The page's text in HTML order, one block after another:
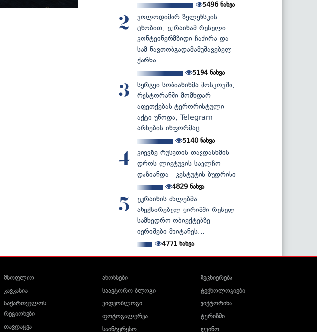
5496ნახვა
2
ვოლოდიმირ ზელენსკის
ცნობით, უკრაინამ რუსული
კონტეინერმზიდი ჩაძირა და
სამ ნავთობგადამამუშავებელ
ქარხა...
5194ნახვა
3
სერგეი სობიანინმა მოსკოვში,
რესტორანში მომხდარ
აფეთქებას ტერორისტული
აქტი უწოდა, Telegram-
არხების ინფორმაც...
5140ნახვა
4
კიევზე რუსეთის თავდასხმის
დროს ლიეტუვის საელჩო
დაზიანდა - კესტუტის ბუდრისი
4829ნახვა
5
უკრაინის ძალებმა
ანექსირებულ ყირიმში რუსულ
სამხედრო ობიექტებზე
იერიშები მიიტანეს...
4771 ნახვა
მსოფლიო
კავკასია
საქართველოს
რეგიონები
თავდაცვა
ანონსები
საავტორო ბლოგი
ვიდეობლოგი
ფოტოგალერეა
საინტერესო
მეცნიერება
ტექნოლოგიები
ვიქტორინა
ტურიზმი
ღვინო